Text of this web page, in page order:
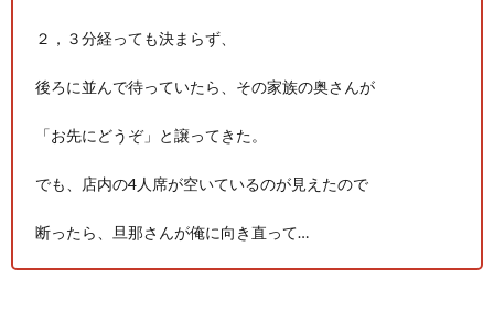
２，３分経っても決まらず、
後ろに並んで待っていたら、その家族の奥さんが
「お先にどうぞ」と譲ってきた。
でも、店内の4人席が空いているのが見えたので
断ったら、旦那さんが俺に向き直って…